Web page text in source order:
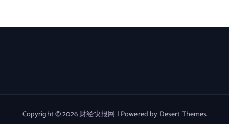
Copyright © 2026 财经快报网 | Powered byDesert Themes